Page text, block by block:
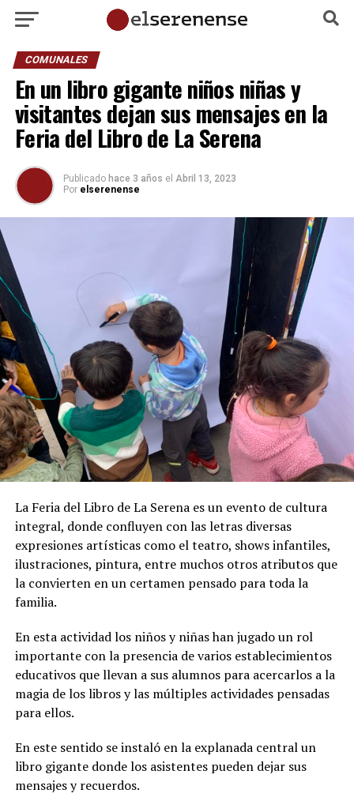
COMUNALES
En un libro gigante niños niñas y
visitantes dejan sus mensajes en la
Feria del Libro de La Serena
Publicado hace 3 años el Abril 13, 2023
Por elserenense
La Feria del Libro de La Serena es un evento de cultura
integral, donde confluyen con las letras diversas
expresiones artísticas como el teatro, shows infantiles,
ilustraciones, pintura, entre muchos otros atributos que
la convierten en un certamen pensado para toda la
familia.
En esta actividad los niños y niñas han jugado un rol
importante con la presencia de varios establecimientos
educativos que llevan a sus alumnos para acercarlos a la
magia de los libros y las múltiples actividades pensadas
para ellos.
En este sentido se instaló en la explanada central un
libro gigante donde los asistentes pueden dejar sus
mensajes y recuerdos.